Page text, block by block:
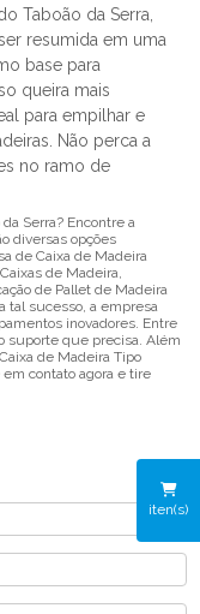
iten(s)
Taboão da Serra,
resumida em uma
base para
queira mais
para empilhar e
Não perca a
no ramo de
Serra? Encontre a
diversas opções
de Caixa de Madeira
de Madeira,
de Pallet de Madeira
tal sucesso, a empresa
inovadores. Entre
suporte que precisa. Além
de Madeira Tipo
contato agora e tire